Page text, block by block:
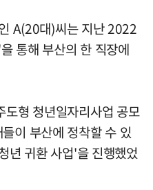
A(20대)씨는 지난 2022
통해 부산의 한 직장에
형 청년일자리사업 공모
이 부산에 정착할 수 있
년 귀환 사업'을 진행했었